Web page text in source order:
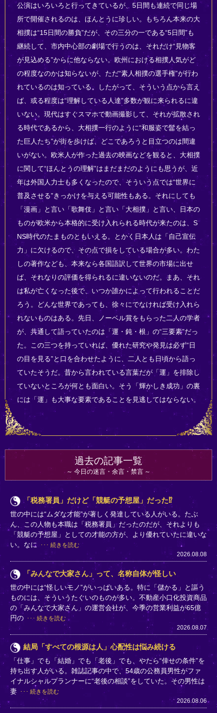
公演はいろいろと行ってきているが、5日間も連続で同じ場
所で開催されるのは、ほんとうに珍しい。もちろん本来の大
相撲は“15日間の勝負”だが、その三分の一である“5日間”も
継続して、市内中心部の劇場で行うのは、それだけ“見物客
が見込める”からに他ならない。欧州における相撲人気がど
の程度なのかは知らないが、ただ“素人相撲の選手権”が行わ
れているのは知っている。したがって、そういう点から言え
ば、或る程度は“理解している人達”多数が観に来られるに違
いない。現代はすぐスマホで動画撮影して、それが拡散され
る時代であるから、大相撲一行のように“和服姿で髷を結っ
た巨人たち”が街を歩けば、どこであろうと目立つのは間違
いがない。欧米人が作った過去の映画などを観ると、大相撲
に関して“ほんとうの理解”はまだまだのようにも思うが、近
年は外国人力士も多くなったので、そういう点では“世界に
普及させる”きっかけを与える可能性もある。それにしても
「漫画」と言い「歌舞伎」と言い「大相撲」と言い、日本の
ものが欧米から本格的に受け入れられる時代が来たのは、S
NS時代のたまものともいえる。とかく日本人は「自己宣伝
力」に欠けるので、その点で損をしている場合が多い。わた
しの著作なども、本来なら各国語訳して世界の市場に出せ
ば、それなりの評価を得られるに違いないのだ。まあ、それ
は私が亡くなった後で、いつか誰かによって行われることだ
ろう。どんな世界であっても、徐々にでなければ受け入れら
れないものはある。先日、ノーベル賞をもらった二人の学者
が、共通して語っていたのは「運・鈍・根」の“三要素”だっ
た。この三つを持っていれば、優れた研究や発見は必ず“日
の目を見る”と口を合わせたように、二人とも日頃から語っ
ていたそうだ。昔から言われている言葉だが「運」を排除し
ていないところが何とも面白い。そう「輝かしき成功」の裏
には「運」も大事な要素であることを見逃してはならない。
過去の記事一覧
今日の迷言・余言・禁言
「税務署員」だけど「競艇の予想屋」だった⁉
世の中には“ムダな才能”が著しく発達している人がいる。たぶ
ん、この人物も本職は「税務署員」だったのだが、それよりも
「競艇の予想屋」としての才能の方が、より優れていたに違いな
い。なに
続きを読む
2026.08.08
「みんなで大家さん」って、名称自体が怪しい
世の中には“怪しいモノ”がいっぱいある。特に「儲かる」と謳う
ものには、そういうたぐいのものが多い。不動産小口化投資商品
の「みんなで大家さん」の運営会社が、今季の営業利益が65億
円の
続きを読む
2026.08.07
結局「すべての根源は人」心配性は悩み続ける
「仕事」でも「結婚」でも「老後」でも、やたら“倖せの条件”を
持ち出す人がいる。雑誌記事の中で、54歳の公務員男性がファ
イナルシャルプランナーに“老後の相談”をしていた。その男性は
妻
続きを読む
2026.08.06